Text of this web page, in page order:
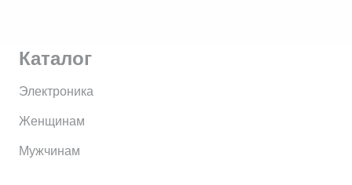
Каталог
Электроника
Женщинам
Мужчинам